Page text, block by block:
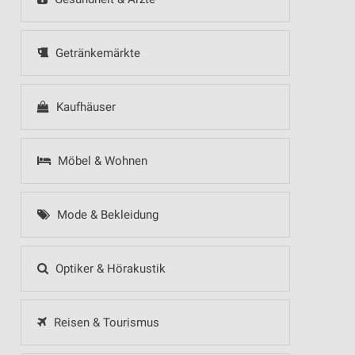
Getränkemärkte
Kaufhäuser
Möbel & Wohnen
Mode & Bekleidung
Optiker & Hörakustik
Reisen & Tourismus